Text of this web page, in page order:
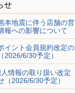
せ
本地震に伴う店舗の営
報への影響について
イント会員規約改定の
2026/6/30予定）
情報の取り扱い改定
（2026/6/30予定）